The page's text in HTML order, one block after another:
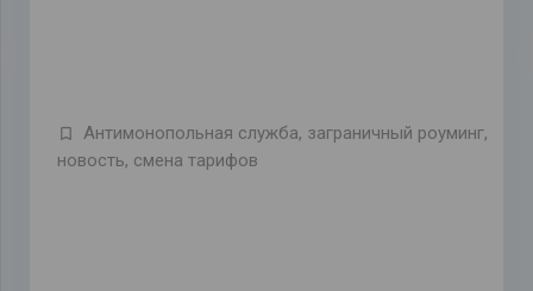
Антимонопольная служба, заграничный роуминг,
новость, смена тарифов